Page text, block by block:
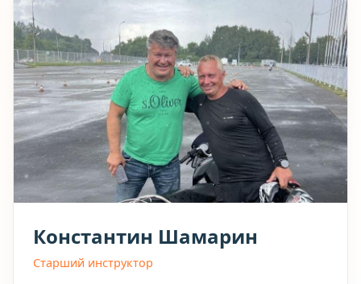
Константин Шамарин
Старший инструктор